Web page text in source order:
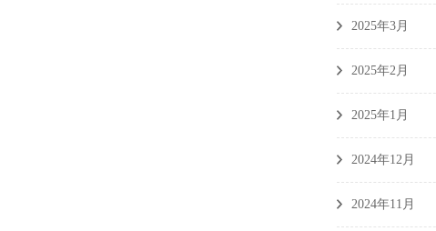
2025年3月
2025年2月
2025年1月
2024年12月
2024年11月